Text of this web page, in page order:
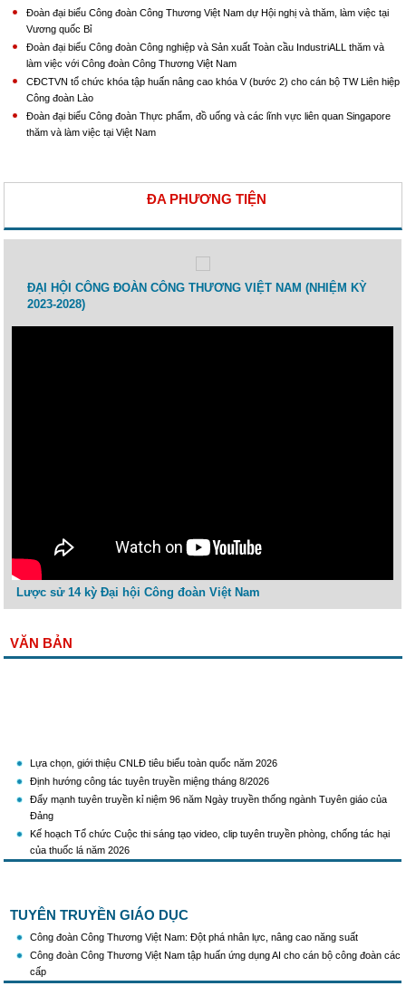
Đoàn đại biểu Công đoàn Công Thương Việt Nam dự Hội nghị và thăm, làm việc tại
Vương quốc Bỉ
Đoàn đại biểu Công đoàn Công nghiệp và Sản xuất Toàn cầu IndustriALL thăm và
làm việc với Công đoàn Công Thương Việt Nam
CĐCTVN tổ chức khóa tập huấn nâng cao khóa V (bước 2) cho cán bộ TW Liên hiệp
Công đoàn Lào
Đoàn đại biểu Công đoàn Thực phẩm, đồ uống và các lĩnh vực liên quan Singapore
thăm và làm việc tại Việt Nam
ĐA PHƯƠNG TIỆN
ĐẠI HỘI CÔNG ĐOÀN CÔNG THƯƠNG VIỆT NAM (NHIỆM KỲ
2023-2028)
Lược sử 14 kỳ Đại hội Công đoàn Việt Nam
VĂN BẢN
Lựa chọn, giới thiệu CNLĐ tiêu biểu toàn quốc năm 2026
Định hướng công tác tuyên truyền miệng tháng 8/2026
Đẩy mạnh tuyên truyền kỉ niệm 96 năm Ngày truyền thống ngành Tuyên giáo của
Đảng
Kế hoạch Tổ chức Cuộc thi sáng tạo video, clip tuyên truyền phòng, chống tác hại
của thuốc lá năm 2026
KH Triển khai Ch/tr hành động của CĐCTVN thực hiện Chỉ thị số 58/CT-TW ngày
tình hình mới"
truyền thống, ngày thành lập, ngày tái lập sau sắp xếp tổ chức bộ máy của hệ thống
chính trị
Triển khai truyền thông "Chiến dịch 500 ngày đêm đẩy mạnh thực hiện tìm kiếm, quy
TUYÊN TRUYỀN GIÁO DỤC
Công đoàn Công Thương Việt Nam: Đột phá nhân lực, nâng cao năng suất
Công đoàn Công Thương Việt Nam tập huấn ứng dụng AI cho cán bộ công đoàn các
cấp